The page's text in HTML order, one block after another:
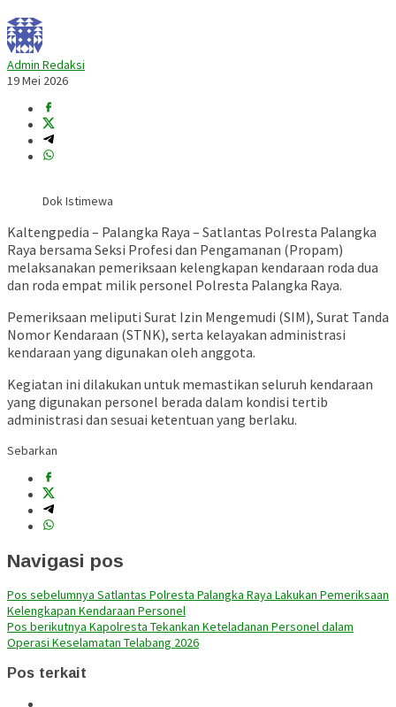
Admin Redaksi
19 Mei 2026
Dok Istimewa
Kaltengpedia – Palangka Raya – Satlantas Polresta Palangka
Raya bersama Seksi Profesi dan Pengamanan (Propam)
melaksanakan pemeriksaan kelengkapan kendaraan roda dua
dan roda empat milik personel Polresta Palangka Raya.
Pemeriksaan meliputi Surat Izin Mengemudi (SIM), Surat Tanda
Nomor Kendaraan (STNK), serta kelayakan administrasi
kendaraan yang digunakan oleh anggota.
Kegiatan ini dilakukan untuk memastikan seluruh kendaraan
yang digunakan personel berada dalam kondisi tertib
administrasi dan sesuai ketentuan yang berlaku.
Sebarkan
Navigasi pos
Pos sebelumnya Satlantas Polresta Palangka Raya Lakukan Pemeriksaan
Kelengkapan Kendaraan Personel
Pos berikutnya Kapolresta Tekankan Keteladanan Personel dalam
Operasi Keselamatan Telabang 2026
Pos terkait